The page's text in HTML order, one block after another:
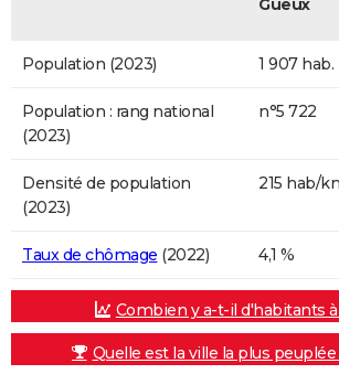
Gueux
Population (2023) 1 907 hab.
Population : rang national
(2023)
n°5 722
Densité de population
(2023)
215 hab/
Taux de chômage (2022) 4,1 %
Combien y a-t-il d'habitants à
Quelle est la ville la plus peuplée